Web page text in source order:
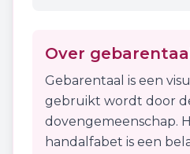
Over
Gebarentaal is een
gebruikt wordt door
dovengemeenschap.
handalfabet is een